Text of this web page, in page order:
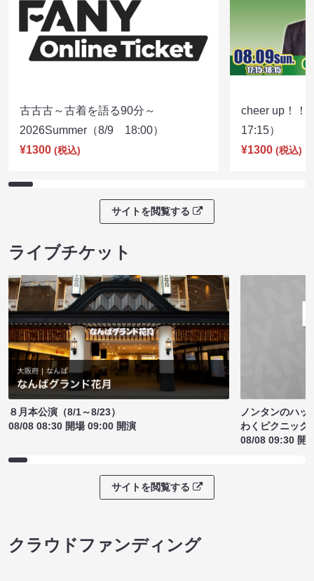
古古古～古着を語る90分～
2026Summer（8/9 18:00）
¥1300 (税込)
cheer up！
17:15）
¥1300 (税込)
サイトを閲覧する
ライブチケット
８月本公演（8/1～8/23）
08/08 08:30 開場 09:00 開演
ノンタンのハッ
わくピクニック
08/08 09:30 開
サイトを閲覧する
クラウドファンディング